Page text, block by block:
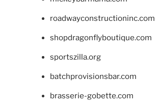
roadwayconstructioninc.com
shopdragonflyboutique.com
sportszilla.org
batchprovisionsbar.com
brasserie-gobette.com